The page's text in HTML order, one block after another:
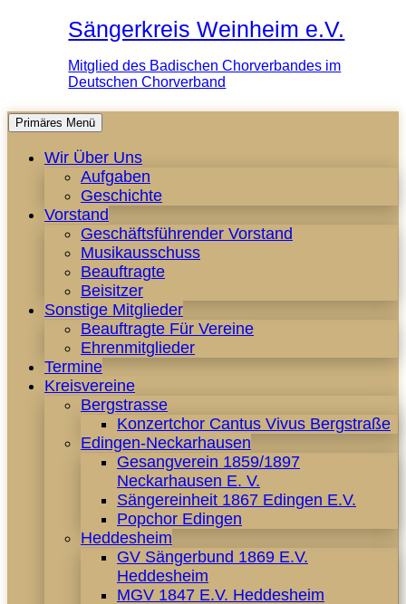
Sängerkreis Weinheim e.V.
Mitglied des Badischen Chorverbandes im
Deutschen Chorverband
Primäres Menü Zum
springen
Wir Über Uns
Aufgaben
Geschichte
Vorstand
Geschäftsführender Vorstand
Musikausschuss
Beauftragte
Beisitzer
Sonstige Mitglieder
Beauftragte Für Vereine
Ehrenmitglieder
Termine
Kreisvereine
Bergstrasse
Konzertchor Cantus Vivus Bergstraße
Edingen-Neckarhausen
Gesangverein 1859/1897
Neckarhausen E. V.
Sängereinheit 1867 Edingen E.V.
Popchor Edingen
Heddesheim
GV Sängerbund 1869 E.V.
Heddesheim
MGV 1847 E.V. Heddesheim